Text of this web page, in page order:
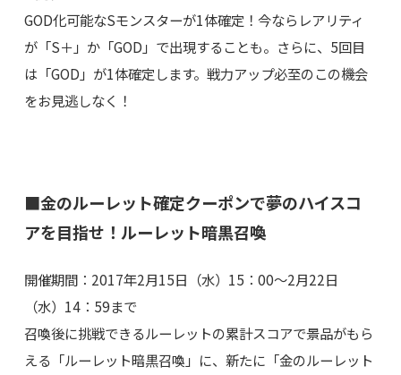
GOD化可能なSモンスターが1体確定！今ならレアリティ
が「S＋」か「GOD」で出現することも。さらに、5回目
は「GOD」が1体確定します。戦力アップ必至のこの機会
をお見逃しなく！
■金のルーレット確定クーポンで夢のハイスコ
アを目指せ！ルーレット暗黒召喚
開催期間：2017年2月15日（水）15：00～2月22日
（水）14：59まで
召喚後に挑戦できるルーレットの累計スコアで景品がもら
える「ルーレット暗黒召喚」に、新たに「金のルーレット